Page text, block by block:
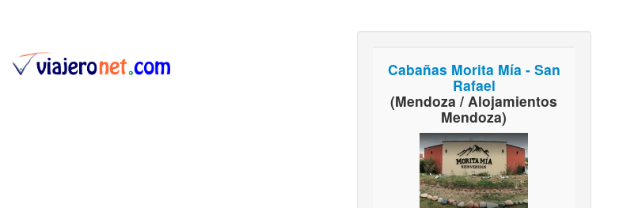
Cabañas Morita Mía - San
Rafael
(Mendoza / Alojamientos
Mendoza)